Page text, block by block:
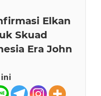
Elkan
Skuad
Era John